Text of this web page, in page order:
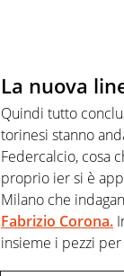
La nuova
Quindi tutto
torinesi stanno
Federcalcio, cosa
proprio ier si è
Milano che
Fabrizio Corona.
insieme i pezzi